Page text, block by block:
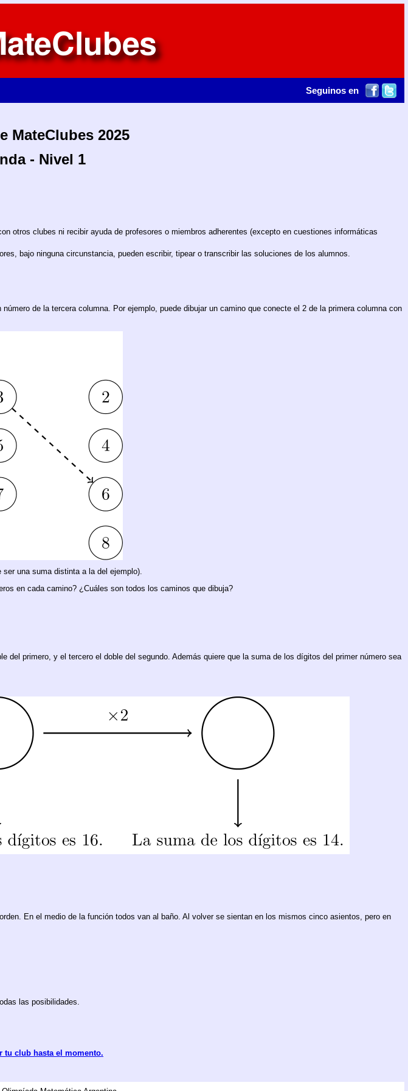
Seguinos en
MateClubes 2025
- Nivel 1
otros clubes ni recibir ayuda de profesores o miembros adherentes (excepto en cuestiones informáticas
bajo ninguna circunstancia, pueden escribir, tipear o transcribir las soluciones de los alumnos.
de la tercera columna. Por ejemplo, puede dibujar un camino que conecte el 2 de la primera columna con
una suma distinta a la del ejemplo).
en cada camino? ¿Cuáles son todos los caminos que dibuja?
primero, y el tercero el doble del segundo. Además quiere que la suma de los dígitos del primer número sea
En el medio de la función todos van al baño. Al volver se sientan en los mismos cinco asientos, pero en
las posibilidades.
tu club hasta el momento.